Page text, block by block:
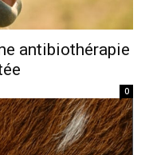
antibiothérapie
0